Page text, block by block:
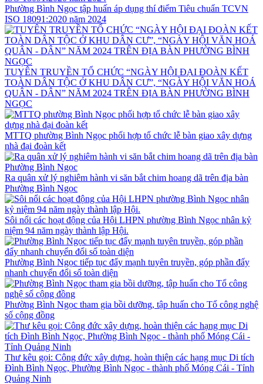
Phường Bình Ngọc tập huấn áp dụng thí điểm Tiêu chuẩn TCVN
ISO 18091:2020 năm 2024
TUYÊN TRUYỀN TỔ CHỨC “NGÀY HỘI ĐẠI ĐOÀN KẾT
TOÀN DÂN TỘC Ở KHU DÂN CƯ”, “NGÀY HỘI VĂN HOÁ
QUÂN - DÂN” NĂM 2024 TRÊN ĐỊA BÀN PHƯỜNG BÌNH
NGỌC
MTTQ phường Bình Ngọc phối hợp tổ chức lễ bàn giao xây dựng
nhà đại đoàn kết
Ra quân xử lý nghiêm hành vi săn bắt chim hoang dã trên địa bàn
Phường Bình Ngọc
Sôi nổi các hoạt động của Hội LHPN phường Bình Ngọc nhân kỷ
niệm 94 năm ngày thành lập Hội.
Phường Bình Ngọc tiếp tục đẩy mạnh tuyên truyền, góp phần đẩy
nhanh chuyển đổi số toàn diện
Phường Bình Ngọc tham gia bồi dưỡng, tập huấn cho Tổ công nghệ
số cộng đồng
Thư kêu gọi: Công đức xây dựng, hoàn thiện các hạng mục Di tích
Đình Bình Ngọc, Phường Bình Ngọc - thành phố Móng Cái - Tỉnh
Quảng Ninh